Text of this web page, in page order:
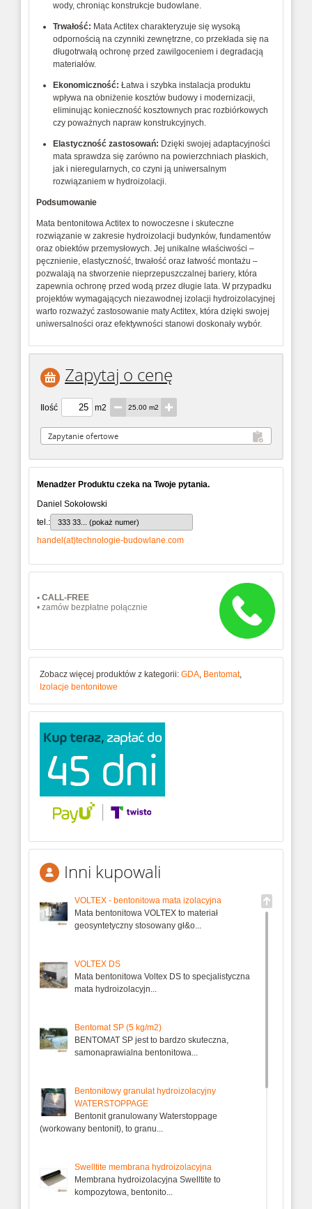
wody, chroniąc konstrukcje budowlane.
Trwałość: Mata Actitex charakteryzuje się wysoką
odpornością na czynniki zewnętrzne, co przekłada się na
długotrwałą ochronę przed zawilgoceniem i degradacją
materiałów.
Ekonomiczność: Łatwa i szybka instalacja produktu
wpływa na obniżenie kosztów budowy i modernizacji,
eliminując konieczność kosztownych prac rozbiórkowych
czy poważnych napraw konstrukcyjnych.
Elastyczność zastosowań: Dzięki swojej adaptacyjności
mata sprawdza się zarówno na powierzchniach płaskich,
jak i nieregularnych, co czyni ją uniwersalnym
rozwiązaniem w hydroizolacji.
Podsumowanie
Mata bentonitowa Actitex to nowoczesne i skuteczne
rozwiązanie w zakresie hydroizolacji budynków, fundamentów
oraz obiektów przemysłowych. Jej unikalne właściwości –
pęcznienie, elastyczność, trwałość oraz łatwość montażu –
pozwalają na stworzenie nieprzepuszczalnej bariery, która
zapewnia ochronę przed wodą przez długie lata. W przypadku
projektów wymagających niezawodnej izolacji hydroizolacyjnej
warto rozważyć zastosowanie maty Actitex, która dzięki swojej
uniwersalności oraz efektywności stanowi doskonały wybór.
Zapytaj o cenę
Ilość m2 25.00 m2
Menadżer Produktu czeka na Twoje pytania.
Daniel Sokołowski
tel.:
333 33... (pokaż numer)
handel(at)technologie-budowlane.com
• CALL-FREE
• zamów bezpłatne połącznie
Zobacz więcej produktów z kategorii: GDA, Bentomat,
Izolacje bentonitowe
Inni kupowali
VOLTEX - bentonitowa mata izolacyjna
Mata bentonitowa VOLTEX to materiał
geosyntetyczny stosowany gł&o...
VOLTEX DS
Mata bentonitowa Voltex DS to specjalistyczna
mata hydroizolacyjn...
Bentomat SP (5 kg/m2)
BENTOMAT SP jest to bardzo skuteczna,
samonaprawialna bentonitowa...
Bentonitowy granulat hydroizolacyjny
WATERSTOPPAGE
Bentonit granulowany Waterstoppage
(workowany bentonit), to granu...
Swelltite membrana hydroizolacyjna
Membrana hydroizolacyjna Swelltite to
kompozytowa, bentonito...